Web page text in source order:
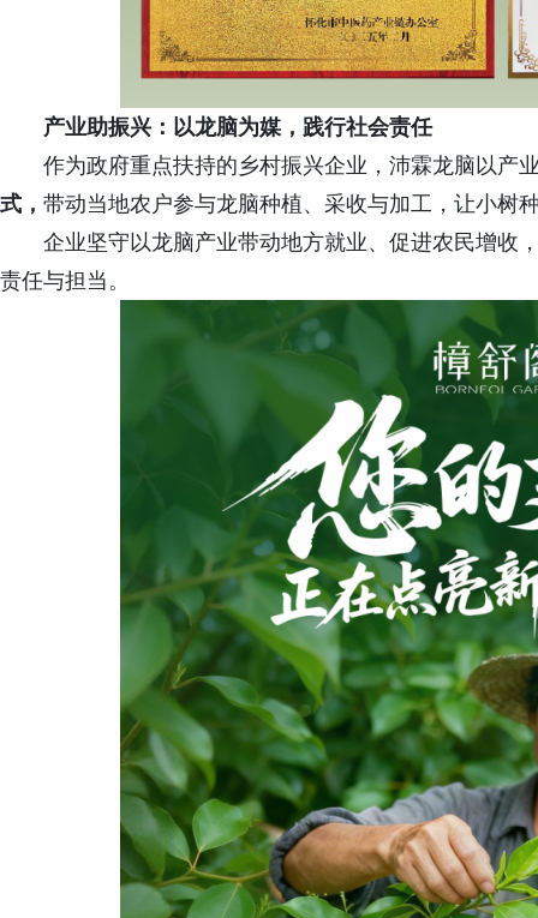
产业助振兴：以龙脑为媒，践行社会责任
作为政府重点扶持的乡村振兴企业，沛霖龙脑以产
式， 带动当地农户参与龙脑种植、采收与加工，让小树
企业坚守以龙脑产业带动地方就业、促进农民增收
责任与担当。